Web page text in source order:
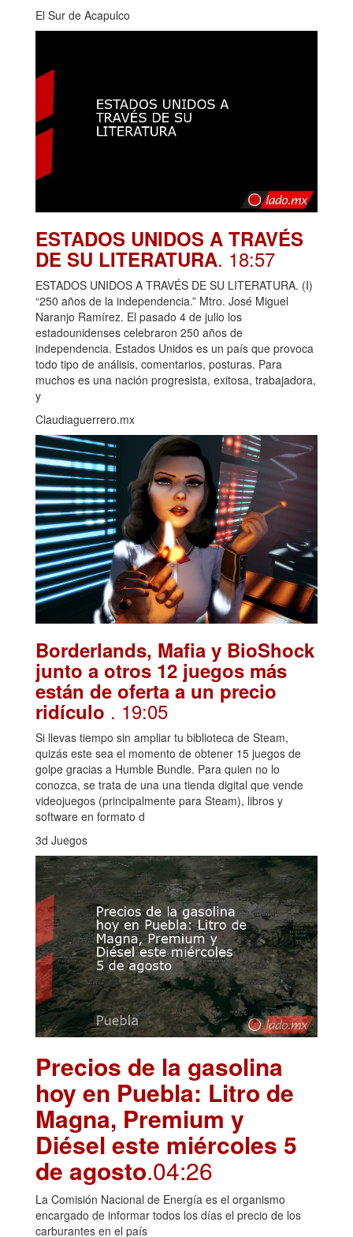
El Sur de Acapulco
ESTADOS UNIDOS A TRAVÉS
DE SU LITERATURA. 18:57
ESTADOS UNIDOS A TRAVÉS DE SU LITERATURA. (I)
“250 años de la independencia.” Mtro. José Miguel
Naranjo Ramírez. El pasado 4 de julio los
estadounidenses celebraron 250 años de
independencia. Estados Unidos es un país que provoca
todo tipo de análisis, comentarios, posturas. Para
muchos es una nación progresista, exitosa, trabajadora,
y
Claudiaguerrero.mx
Borderlands, Mafia y BioShock
junto a otros 12 juegos más
están de oferta a un precio
ridículo . 19:05
Si llevas tiempo sin ampliar tu biblioteca de Steam,
quizás este sea el momento de obtener 15 juegos de
golpe gracias a Humble Bundle. Para quien no lo
conozca, se trata de una una tienda digital que vende
videojuegos (principalmente para Steam), libros y
software en formato d
3d Juegos
Precios de la gasolina
hoy en Puebla: Litro de
Magna, Premium y
Diésel este miércoles 5
de agosto.04:26
La Comisión Nacional de Energía es el organismo
encargado de informar todos los días el precio de los
carburantes en el país